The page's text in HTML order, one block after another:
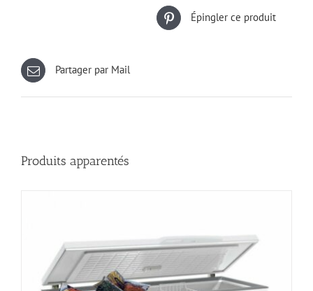
Épingler ce produit
Partager par Mail
Produits apparentés